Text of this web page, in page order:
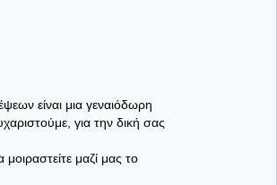
είναι μια γεναιόδωρη
για την δική σας
μαζί μας το